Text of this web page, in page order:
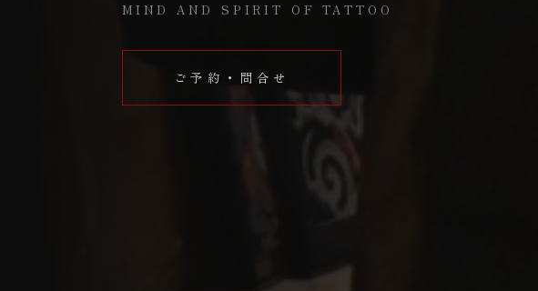
MIND AND SPIRIT OF TATTOO
ご予約・問合せ